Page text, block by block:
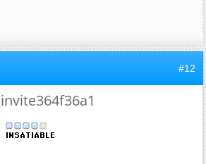
#12
invite364f36a1